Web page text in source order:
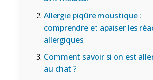
Allergie piqûre moustique :
comprendre et apaiser les
allergiques
Comment savoir si on est
au chat ?